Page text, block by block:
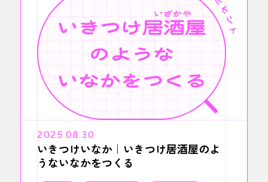
2025.08.30
いきつけいなか｜いきつけ居酒屋のよ
うないなかをつくる